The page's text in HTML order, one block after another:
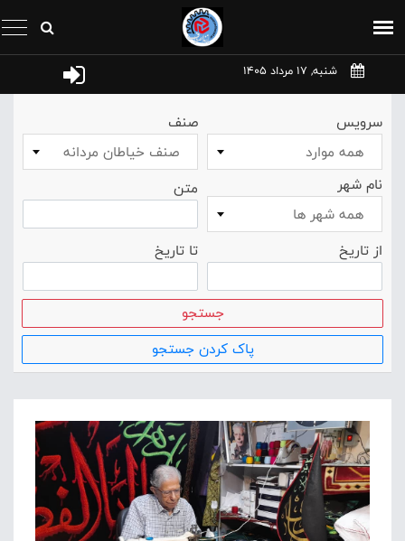
شنبه, 17 مرداد 1405
سرویس
همه موارد
صنف
صنف خياطان مردانه
نام شهر
همه شهر ها
متن
از تاریخ تا تاریخ
جستجو
پاک کردن جستجو